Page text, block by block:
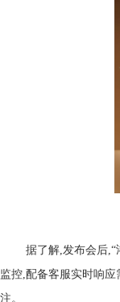
据了解,发布会后
监控,配备客服实时响应
注。